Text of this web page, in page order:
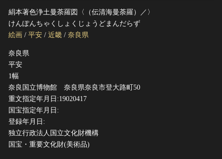
国指定文化財等データベース
絹本著色浄土曼荼羅図〈（伝清海曼荼羅）／〉
けんぽんちゃくしょくじょうどまんだらず
絵画 / 平安 / 近畿 / 奈良県
奈良県
平安
1幅
奈良国立博物館 奈良県奈良市登大路町50
重文指定年月日:19020417
国宝指定年月日:
登録年月日:
独立行政法人国立文化財機構
国宝・重要文化財(美術品)